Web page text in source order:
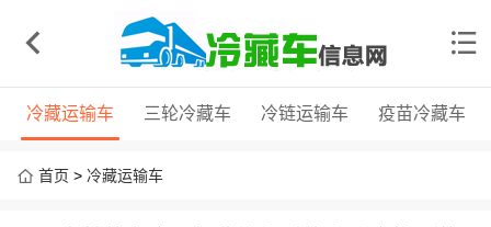
冷藏运输车 三轮冷藏车 冷链运输车 疫苗冷藏车
首页 > 冷藏运输车